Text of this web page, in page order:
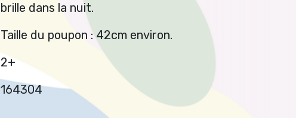
brille dans la nuit.
Taille du poupon : 42cm environ.
2+
164304